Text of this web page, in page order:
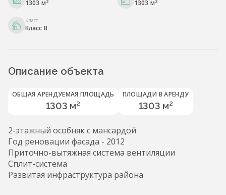
1303 м 1303 м
Класс
Класс B
Описание объекта
ОБЩАЯ АРЕНДУЕМАЯ ПЛОЩАДЬ
1303 м²
ПЛОЩАДИ В АРЕНДУ
1303 м²
2-этажный особняк с мансардой
Год реновации фасада - 2012
Приточно-вытяжная система вентиляции
Сплит-система
Развитая инфраструктура района